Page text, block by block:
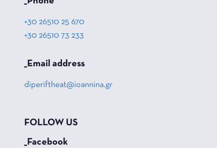
+30 26510 25 670
+30 26510 73 233
_Email address
diperiftheat@ioannina.gr
FOLLOW US
_Facebook